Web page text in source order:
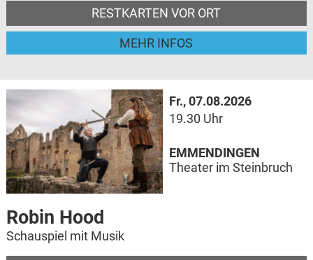
RESTKARTEN VOR ORT
MEHR INFOS
Fr., 07.08.2026
19.30 Uhr
Robin Hood
Schauspiel mit Musik
EMMENDINGEN
Theater im Steinbruch